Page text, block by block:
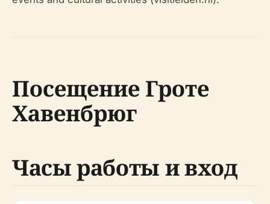
Посещение Гроте
Хавенбрюг
Часы работы и вход